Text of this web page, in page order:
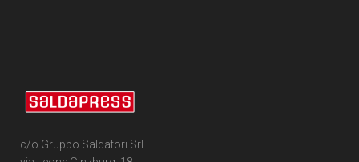
c/o Gruppo Saldatori Srl